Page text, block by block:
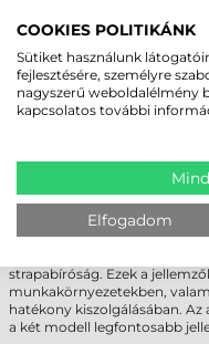
az állásidőt. További előnye
nélkül folytatható a
HONEYWELL
A Honeywell CK67 és CK62
strapabíróságukkal, valamint
felszereltségükkel egyaránt
alkalmazásokhoz. A
továbbfejlesztett funkcióval
strapabíróság. Ezek a
munkakörnyezetekben,
hatékony kiszolgálásában.
a két modell legfontosabb
COOKIES POLITIKÁNK
Sütiket használunk
fejlesztésére, személyre
nagyszerű weboldalélmény
kapcsolatos további
Elfogadom